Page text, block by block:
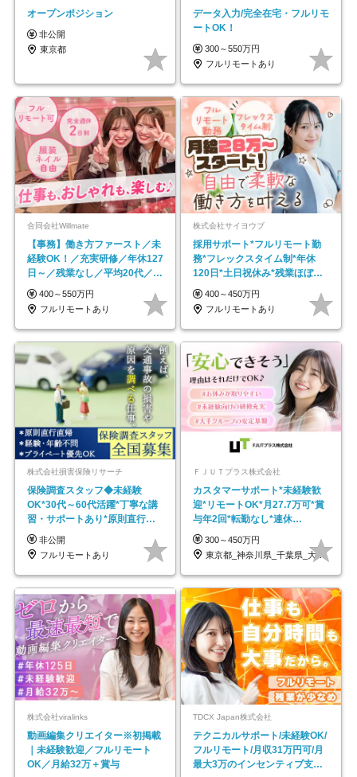
オープンポジション
非公開
東京都
データ入力/完全在宅・フルリモ
ートOK！
300～550万円
フルリモートあり
合同会社Willmate
【事務】働き方ファースト／未
経験OK！／充実研修／年休127
日～／残業なし／平均20代／リ
モートOK
400～550万円
フルリモートあり
株式会社サイヨウブ
採用サポート*フルリモート勤
務*フレックスタイム制*年休
120日*土日祝休み*残業ほぼな
し*育児中社員8割以上
400～450万円
フルリモートあり
株式会社損害保険リサーチ
保険調査スタッフ◆未経験
OK*30代～60代活躍*丁寧な講
習・サポートあり*原則直行直
帰／全国募集・業務委託
非公開
フルリモートあり
ＦＪＵＴプラス株式会社
カスタマーサポート*未経験歓
迎*リモートOK*月27.7万可*賞
与年2回*転勤なし*連休
OK/ZE010232
300～450万円
東京都_神奈川県_千葉県_大阪府_愛知県…
株式会社viralinks
動画編集クリエイター※初掲載
｜未経験歓迎／フルリモート
OK／月給32万＋賞与
TDCX Japan株式会社
テクニカルサポート/未経験OK/
フルリモート/月収31万円可/月
最大3万のインセンティブ支給/